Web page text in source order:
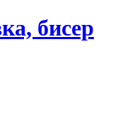
бисер